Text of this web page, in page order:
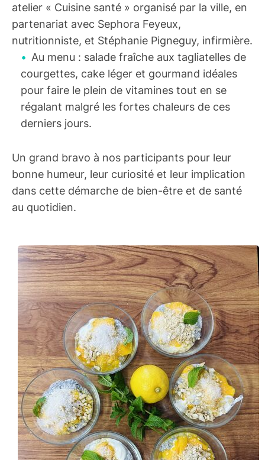
atelier « Cuisine santé » organisé par la ville, en
partenariat avec Sephora Feyeux,
nutritionniste, et Stéphanie Pigneguy, infirmière.
Au menu : salade fraîche aux tagliatelles de
courgettes, cake léger et gourmand idéales
pour faire le plein de vitamines tout en se
régalant malgré les fortes chaleurs de ces
derniers jours.
Un grand bravo à nos participants pour leur
bonne humeur, leur curiosité et leur implication
dans cette démarche de bien-être et de santé
au quotidien.